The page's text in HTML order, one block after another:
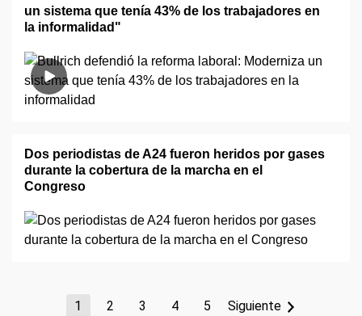
un sistema que tenía 43% de los trabajadores en
la informalidad"
Dos periodistas de A24 fueron heridos por gases
durante la cobertura de la marcha en el
Congreso
1 2 3 4 5 Siguiente